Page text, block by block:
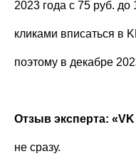
2023 года с 75 руб.
кликами вписаться в
поэтому в декабре
Отзыв эксперта:
не сразу.